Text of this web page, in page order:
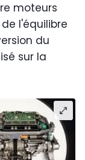
moteurs
l'équilibre
du
sur la